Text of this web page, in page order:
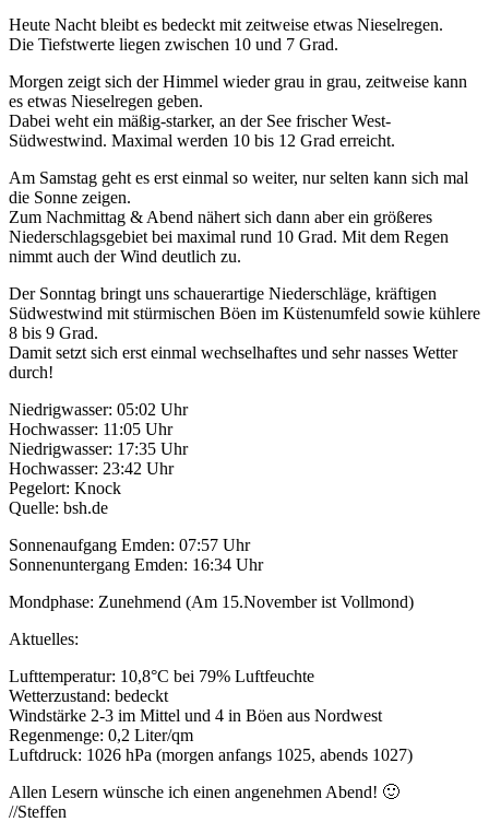
Heute Nacht bleibt es bedeckt mit zeitweise etwas Nieselregen.
Die Tiefstwerte liegen zwischen 10 und 7 Grad.
Morgen zeigt sich der Himmel wieder grau in grau, zeitweise kann
es etwas Nieselregen geben.
Dabei weht ein mäßig-starker, an der See frischer West-
Südwestwind. Maximal werden 10 bis 12 Grad erreicht.
Am Samstag geht es erst einmal so weiter, nur selten kann sich mal
die Sonne zeigen.
Zum Nachmittag & Abend nähert sich dann aber ein größeres
Niederschlagsgebiet bei maximal rund 10 Grad. Mit dem Regen
nimmt auch der Wind deutlich zu.
Der Sonntag bringt uns schauerartige Niederschläge, kräftigen
Südwestwind mit stürmischen Böen im Küstenumfeld sowie kühlere
8 bis 9 Grad.
Damit setzt sich erst einmal wechselhaftes und sehr nasses Wetter
durch!
Niedrigwasser: 05:02 Uhr
Hochwasser: 11:05 Uhr
Niedrigwasser: 17:35 Uhr
Hochwasser: 23:42 Uhr
Pegelort: Knock
Quelle: bsh.de
Sonnenaufgang Emden: 07:57 Uhr
Sonnenuntergang Emden: 16:34 Uhr
Mondphase: Zunehmend (Am 15.November ist Vollmond)
Aktuelles:
Lufttemperatur: 10,8°C bei 79% Luftfeuchte
Wetterzustand: bedeckt
Windstärke 2-3 im Mittel und 4 in Böen aus Nordwest
Regenmenge: 0,2 Liter/qm
Luftdruck: 1026 hPa (morgen anfangs 1025, abends 1027)
Allen Lesern wünsche ich einen angenehmen Abend! 🙂
//Steffen